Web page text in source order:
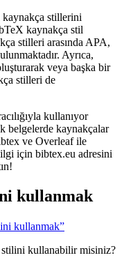
stillerini
kaynakça stil
stilleri arasında APA,
Ayrıca,
veya başka bir
stilleri de
kullanıyor
belgelerde kaynakçalar
ve Overleaf ile
için bibtex.eu adresini
kullanmak
kullanmak”
kullanabilir misiniz?